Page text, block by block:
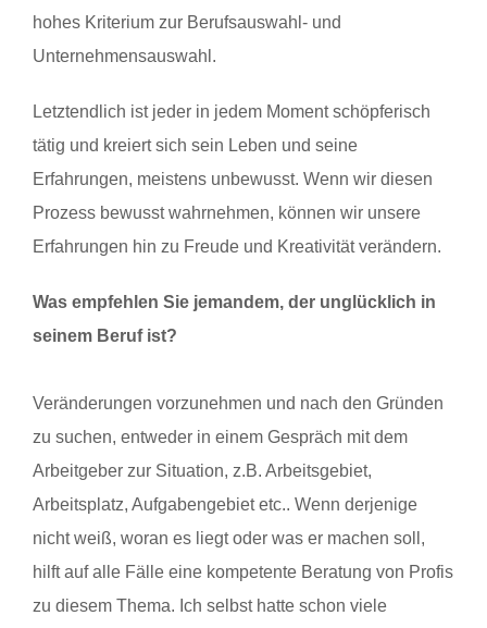
hohes Kriterium zur Berufsauswahl- und
Unternehmensauswahl.
Letztendlich ist jeder in jedem Moment schöpferisch
tätig und kreiert sich sein Leben und seine
Erfahrungen, meistens unbewusst. Wenn wir diesen
Prozess bewusst wahrnehmen, können wir unsere
Erfahrungen hin zu Freude und Kreativität verändern.
Was empfehlen Sie jemandem, der unglücklich in
seinem Beruf ist?
Veränderungen vorzunehmen und nach den Gründen
zu suchen, entweder in einem Gespräch mit dem
Arbeitgeber zur Situation, z.B. Arbeitsgebiet,
Arbeitsplatz, Aufgabengebiet etc.. Wenn derjenige
nicht weiß, woran es liegt oder was er machen soll,
hilft auf alle Fälle eine kompetente Beratung von Profis
zu diesem Thema. Ich selbst hatte schon viele